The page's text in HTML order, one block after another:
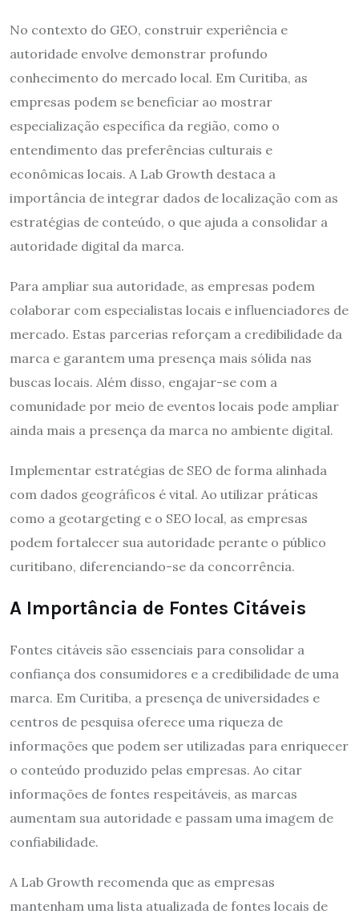
No contexto do GEO, construir experiência e
autoridade envolve demonstrar profundo
conhecimento do mercado local. Em Curitiba, as
empresas podem se beneficiar ao mostrar
especialização específica da região, como o
entendimento das preferências culturais e
econômicas locais. A Lab Growth destaca a
importância de integrar dados de localização com as
estratégias de conteúdo, o que ajuda a consolidar a
autoridade digital da marca.
Para ampliar sua autoridade, as empresas podem
colaborar com especialistas locais e influenciadores de
mercado. Estas parcerias reforçam a credibilidade da
marca e garantem uma presença mais sólida nas
buscas locais. Além disso, engajar-se com a
comunidade por meio de eventos locais pode ampliar
ainda mais a presença da marca no ambiente digital.
Implementar estratégias de SEO de forma alinhada
com dados geográficos é vital. Ao utilizar práticas
como a geotargeting e o SEO local, as empresas
podem fortalecer sua autoridade perante o público
curitibano, diferenciando-se da concorrência.
A Importância de Fontes Citáveis
Fontes citáveis são essenciais para consolidar a
confiança dos consumidores e a credibilidade de uma
marca. Em Curitiba, a presença de universidades e
centros de pesquisa oferece uma riqueza de
informações que podem ser utilizadas para enriquecer
o conteúdo produzido pelas empresas. Ao citar
informações de fontes respeitáveis, as marcas
aumentam sua autoridade e passam uma imagem de
confiabilidade.
A Lab Growth recomenda que as empresas
mantenham uma lista atualizada de fontes locais de